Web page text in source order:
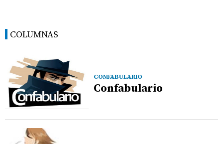
COLUMNAS
CONFABULARIO
Confabulario